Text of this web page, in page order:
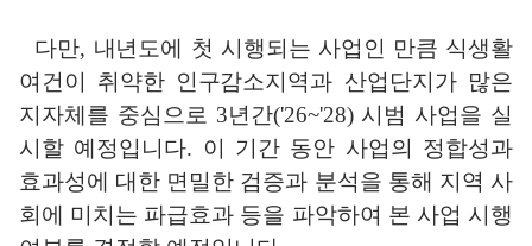
다만, 내년도에 첫 시행되는 사업인 만큼 식생활
여건이 취약한 인구감소지역과 산업단지가 많은
지자체를 중심으로 3년간('26~'28) 시범 사업을 실
시할 예정입니다. 이 기간 동안 사업의 정합성과
효과성에 대한 면밀한 검증과 분석을 통해 지역 사
회에 미치는 파급효과 등을 파악하여 본 사업 시행